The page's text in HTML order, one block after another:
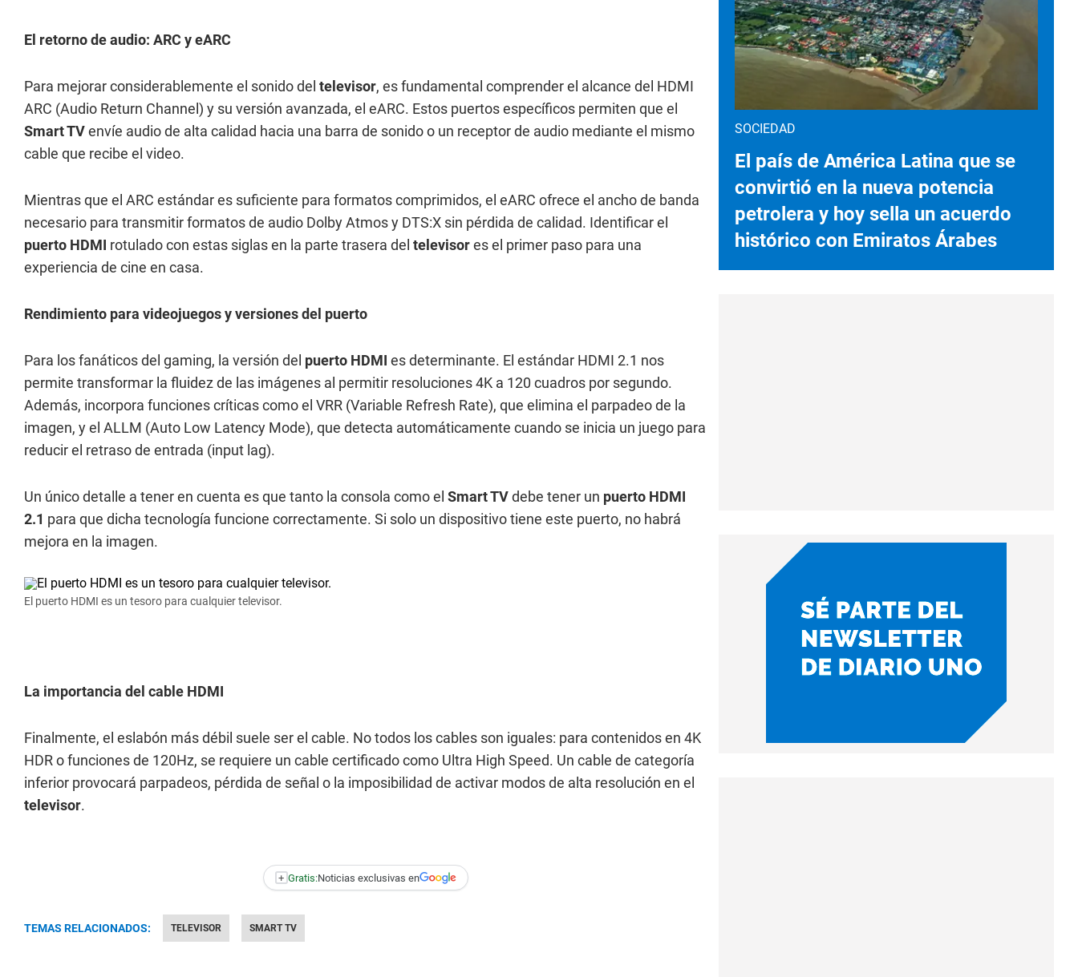
El retorno de audio: ARC y eARC
Para mejorar considerablemente el sonido del televisor, es fundamental comprender el alcance del HDMI
ARC (Audio Return Channel) y su versión avanzada, el eARC. Estos puertos específicos permiten que el
Smart TVenvíe audio de alta calidad hacia una barra de sonido o un receptor de audio mediante el mismo
cable que recibe el video.
Mientras que el ARC estándar es suficiente para formatos comprimidos, el eARC ofrece el ancho de banda
necesario para transmitir formatos de audio Dolby Atmos y DTS:X sin pérdida de calidad. Identificar el
puerto HDMI rotulado con estas siglas en la parte trasera del televisores el primer paso para una
experiencia de cine en casa.
Rendimiento para videojuegos y versiones del puerto
Para los fanáticos del gaming, la versión del puerto HDMI es determinante. El estándar HDMI 2.1 nos
permite transformar la fluidez de las imágenes al permitir resoluciones 4K a 120 cuadros por segundo.
Además, incorpora funciones críticas como el VRR (Variable Refresh Rate), que elimina el parpadeo de la
imagen, y el ALLM (Auto Low Latency Mode), que detecta automáticamente cuando se inicia un juego para
reducir el retraso de entrada (input lag).
Un único detalle a tener en cuenta es que tanto la consola como el Smart TVdebe tener un puerto HDMI
2.1 para que dicha tecnología funcione correctamente. Si solo un dispositivo tiene este puerto, no habrá
mejora en la imagen.
El puerto HDMI es un tesoro para cualquier televisor.
La importancia del cable HDMI
Finalmente, el eslabón más débil suele ser el cable. No todos los cables son iguales: para contenidos en 4K
HDR o funciones de 120Hz, se requiere un cable certificado como Ultra High Speed. Un cable de categoría
inferior provocará parpadeos, pérdida de señal o la imposibilidad de activar modos de alta resolución en el
televisor.
+ Gratis:Noticias exclusivas en
TEMAS RELACIONADOS: TELEVISOR SMART TV
SOCIEDAD
El país de América Latina que se
convirtió en la nueva potencia
petrolera y hoy sella un acuerdo
histórico con Emiratos Árabes